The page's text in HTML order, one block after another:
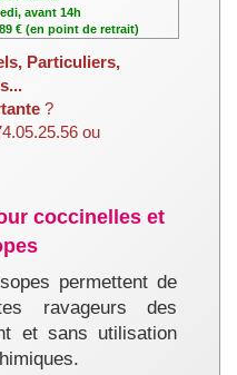
avant 14h
€ (en point de retrait)
Particuliers,
?
ou
coccinelles et
permettent de
ravageurs des
et sans utilisation